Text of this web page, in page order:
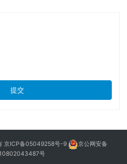
提交
京ICP备05049258号-9
京公网安备
号